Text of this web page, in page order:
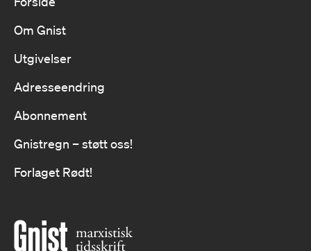
Om Gnist
Utgivelser
Adresseendring
Abonnement
Gnistregn – støtt oss!
Forlaget Rødt!